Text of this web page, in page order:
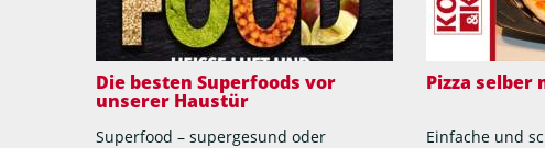
Die besten Superfoods vor
unserer Haustür
Superfood – supergesund oder
Pizza selber
Einfache und